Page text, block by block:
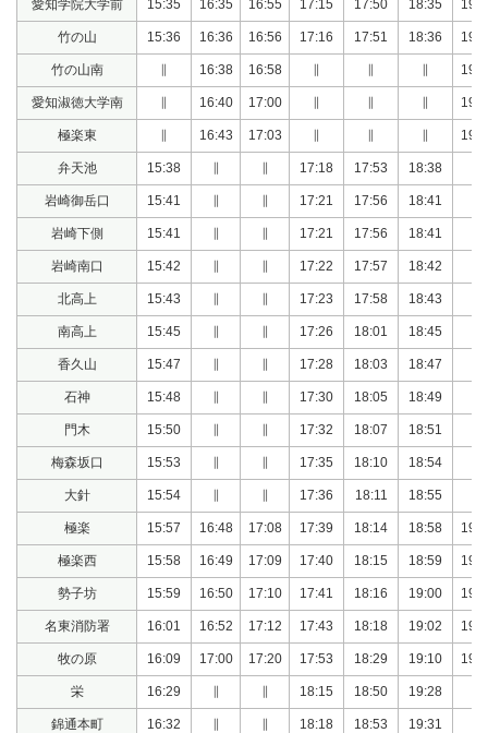
愛知学院大学前 15:35 16:35 16:55 17:15 17:50 18:35
竹の山 15:36 16:36 16:56 17:16 17:51 18:36
竹の山南 ∥ 16:38 16:58 ∥ ∥ ∥
愛知淑徳大学南 ∥ 16:40 17:00 ∥ ∥ ∥
極楽東 ∥ 16:43 17:03 ∥ ∥ ∥
弁天池 15:38 ∥ ∥ 17:18 17:53 18:38
岩崎御岳口 15:41 ∥ ∥ 17:21 17:56 18:41
岩崎下側 15:41 ∥ ∥ 17:21 17:56 18:41
岩崎南口 15:42 ∥ ∥ 17:22 17:57 18:42
北高上 15:43 ∥ ∥ 17:23 17:58 18:43
南高上 15:45 ∥ ∥ 17:26 18:01 18:45
香久山 15:47 ∥ ∥ 17:28 18:03 18:47
石神 15:48 ∥ ∥ 17:30 18:05 18:49
門木 15:50 ∥ ∥ 17:32 18:07 18:51
梅森坂口 15:53 ∥ ∥ 17:35 18:10 18:54
大針 15:54 ∥ ∥ 17:36 18:11 18:55
極楽 15:57 16:48 17:08 17:39 18:14 18:58
極楽西 15:58 16:49 17:09 17:40 18:15 18:59
勢子坊 15:59 16:50 17:10 17:41 18:16 19:00
名東消防署 16:01 16:52 17:12 17:43 18:18 19:02
牧の原 16:09 17:00 17:20 17:53 18:29 19:10
栄 16:29 ∥ ∥ 18:15 18:50 19:28
錦通本町 16:32 ∥ ∥ 18:18 18:53 19:31